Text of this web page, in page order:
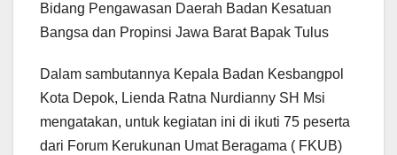
Bidang Pengawasan Daerah Badan Kesatuan
Bangsa dan Propinsi Jawa Barat Bapak Tulus
Dalam sambutannya Kepala Badan Kesbangpol
Kota Depok, Lienda Ratna Nurdianny SH Msi
mengatakan, untuk kegiatan ini di ikuti 75 peserta
dari Forum Kerukunan Umat Beragama ( FKUB)